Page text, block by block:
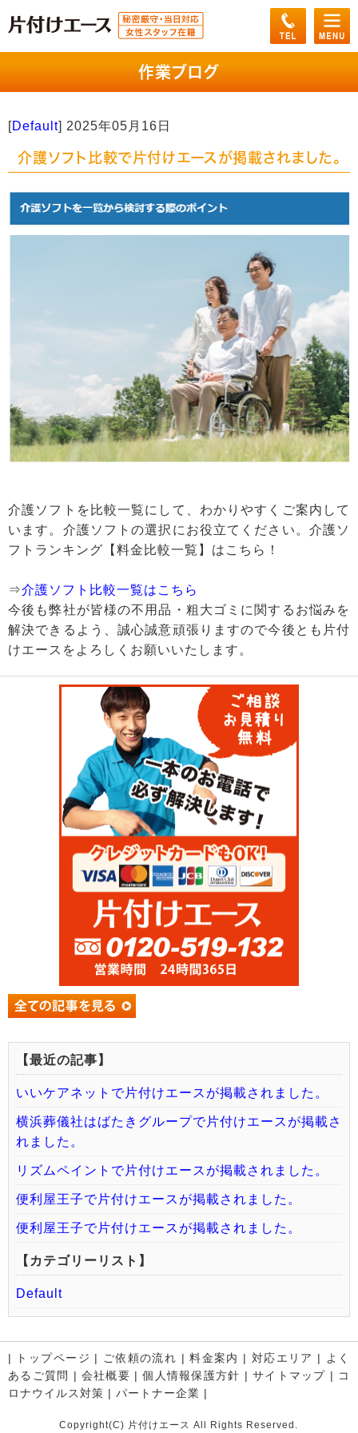
作業ブログ
[Default] 2025年05月16日
介護ソフト比較で片付けエースが掲載されました。
介護ソフトを比較一覧にして、わかりやすくご案内して
います。介護ソフトの選択にお役立てください。介護ソ
フトランキング【料金比較一覧】はこちら！
⇒介護ソフト比較一覧はこちら
今後も弊社が皆様の不用品・粗大ゴミに関するお悩みを
解決できるよう、誠心誠意頑張りますので今後とも片付
けエースをよろしくお願いいたします。
【最近の記事】
いいケアネットで片付けエースが掲載されました。
横浜葬儀社はばたきグループで片付けエースが掲載さ
れました。
リズムペイントで片付けエースが掲載されました。
便利屋王子で片付けエースが掲載されました。
便利屋王子で片付けエースが掲載されました。
【カテゴリーリスト】
Default
| トップページ | ご依頼の流れ |料金案内 | 対応エリア |
よく
あるご質問
| 会社概要 |個人情報保護方針 |サイトマップ | コ
ロナウイルス対策 | パートナー企業 |
Copyright(C) 片付けエース All Rights Reserved.